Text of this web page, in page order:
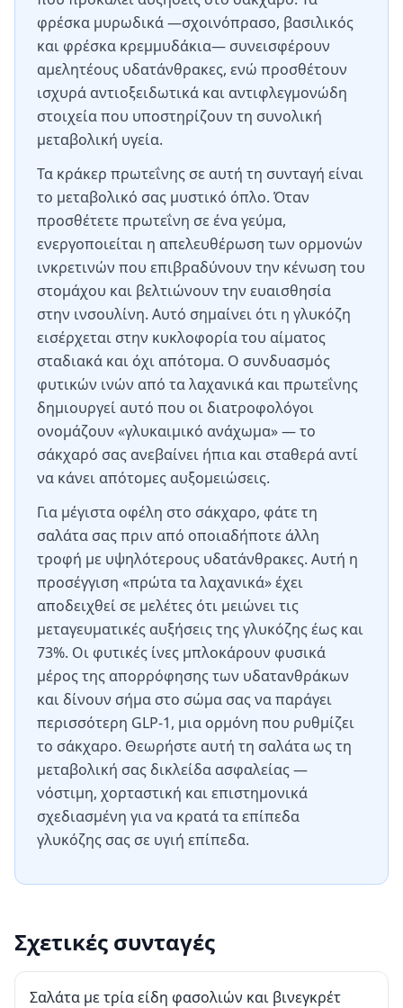
φρέσκα μυρωδικά —σχοινόπρασο, βασιλικός
και φρέσκα κρεμμυδάκια— συνεισφέρουν
αμελητέους υδατάνθρακες, ενώ προσθέτουν
ισχυρά αντιοξειδωτικά και αντιφλεγμονώδη
στοιχεία που υποστηρίζουν τη συνολική
μεταβολική υγεία.
Τα κράκερ πρωτεΐνης σε αυτή τη συνταγή είναι
το μεταβολικό σας μυστικό όπλο. Όταν
προσθέτετε πρωτεΐνη σε ένα γεύμα,
ενεργοποιείται η απελευθέρωση των ορμονών
ινκρετινών που επιβραδύνουν την κένωση του
στομάχου και βελτιώνουν την ευαισθησία
στην ινσουλίνη. Αυτό σημαίνει ότι η γλυκόζη
εισέρχεται στην κυκλοφορία του αίματος
σταδιακά και όχι απότομα. Ο συνδυασμός
φυτικών ινών από τα λαχανικά και πρωτεΐνης
δημιουργεί αυτό που οι διατροφολόγοι
ονομάζουν «γλυκαιμικό ανάχωμα» — το
σάκχαρό σας ανεβαίνει ήπια και σταθερά αντί
να κάνει απότομες αυξομειώσεις.
Για μέγιστα οφέλη στο σάκχαρο, φάτε τη
σαλάτα σας πριν από οποιαδήποτε άλλη
τροφή με υψηλότερους υδατάνθρακες. Αυτή η
προσέγγιση «πρώτα τα λαχανικά» έχει
αποδειχθεί σε μελέτες ότι μειώνει τις
μεταγευματικές αυξήσεις της γλυκόζης έως και
73%. Οι φυτικές ίνες μπλοκάρουν φυσικά
μέρος της απορρόφησης των υδατανθράκων
και δίνουν σήμα στο σώμα σας να παράγει
περισσότερη GLP-1, μια ορμόνη που ρυθμίζει
το σάκχαρο. Θεωρήστε αυτή τη σαλάτα ως τη
μεταβολική σας δικλείδα ασφαλείας —
νόστιμη, χορταστική και επιστημονικά
σχεδιασμένη για να κρατά τα επίπεδα
γλυκόζης σας σε υγιή επίπεδα.
Σχετικές συνταγές
Σαλάτα με τρία είδη φασολιών και βινεγκρέτ